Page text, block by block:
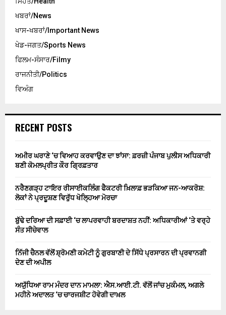
ਖਬਰਾਂ/News
ਖਾਸ-ਖਬਰਾਂ/Important News
ਖੇਡ-ਜਗਤ/Sports News
ਫਿਲਮ-ਸੰਸਾਰ/Filmy
ਰਾਜਨੀਤੀ/Politics
ਵਿਅੰਗ
RECENT POSTS
ਅਮੀਰ ਘਰਾਣੇ ‘ਚ ਵਿਆਹ ਕਰਵਾਉਣ ਦਾ ਝਾਂਸਾ: ਫ਼ਰਜ਼ੀ ਪੰਜਾਬ ਪੁਲੀਸ ਅਧਿਕਾਰੀ
ਬਣੀ ਕੋਮਲਪ੍ਰੀਤ ਕੌਰ ਗ੍ਰਿਫ਼ਤਾਰ
ਨਰੈਣਗੜ੍ਹ ਟਾਇਰ ਰੀਸਾਈਕਲਿੰਗ ਫੈਕਟਰੀ ਖ਼ਿਲਾਫ਼ ਭੜਕਿਆ ਜਨ-ਆਕਰੋਸ਼:
ਲੋਕਾਂ ਨੇ ਪ੍ਰਦੂਸ਼ਣ ਵਿਰੁੱਧ ਖੋਲ੍ਹਿਆ ਮੋਰਚਾ
ਬੁੱਢੇ ਦਰਿਆ ਦੀ ਸਫ਼ਾਈ ‘ਚ ਲਾਪਰਵਾਹੀ ਬਰਦਾਸ਼ਤ ਨਹੀਂ: ਅਧਿਕਾਰੀਆਂ ‘ਤੇ ਵਰ੍ਹੇ
ਸੰਤ ਸੀਚੇਵਾਲ
ਨਿੱਜੀ ਚੈਨਲ ਵੱਲੋਂ ਸ਼੍ਰੋਮਣੀ ਕਮੇਟੀ ਨੂੰ ਗੁਰਬਾਣੀ ਦੇ ਸਿੱਧੇ ਪ੍ਰਸਾਰਨ ਦੀ ਪ੍ਰਵਾਨਗੀ
ਦੇਣ ਦੀ ਅਪੀਲ
ਅਯੁੱਧਿਆ ਰਾਮ ਮੰਦਰ ਦਾਨ ਮਾਮਲਾ: ਐਸ.ਆਈ.ਟੀ. ਵੱਲੋਂ ਜਾਂਚ ਮੁਕੰਮਲ, ਅਗਲੇ
ਮਹੀਨੇ ਅਦਾਲਤ ‘ਚ ਚਾਰਜਸ਼ੀਟ ਹੋਵੇਗੀ ਦਾਖ਼ਲ